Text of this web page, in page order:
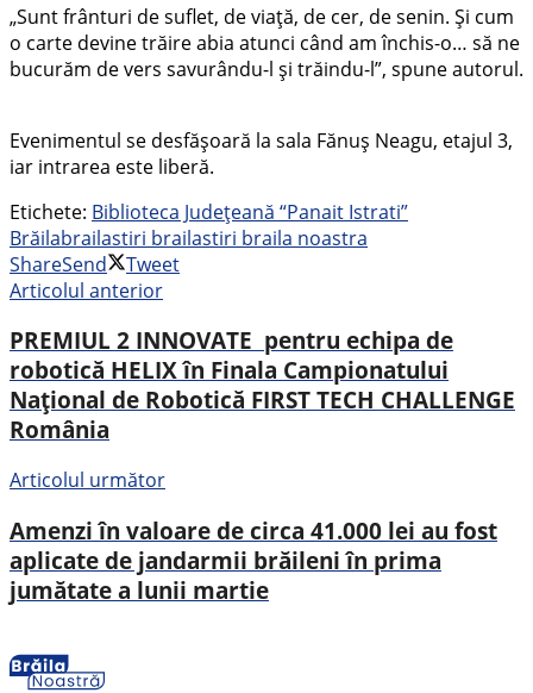
„Sunt frânturi de suflet, de viață, de cer, de senin. Și cum
o carte devine trăire abia atunci când am închis-o… să ne
bucurăm de vers savurându-l și trăindu-l”, spune autorul.
Evenimentul se desfășoară la sala Fănuș Neagu, etajul 3,
iar intrarea este liberă.
Etichete: Biblioteca Județeană “Panait Istrati”
Brăilabrailastiri brailastiri braila noastra
ShareSend
Tweet
Articolul anterior
PREMIUL 2 INNOVATE pentru echipa de
robotică HELIX în Finala Campionatului
Național de Robotică FIRST TECH CHALLENGE
România
Articolul următor
Amenzi în valoare de circa 41.000 lei au fost
aplicate de jandarmii brăileni în prima
jumătate a lunii martie